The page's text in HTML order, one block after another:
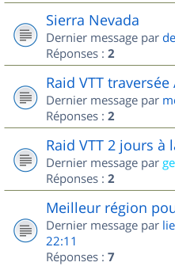
Sierra Nevada
Dernier message par
Réponses : 2
Raid VTT
Dernier message par
Réponses : 2
Raid VTT 2 jours à
Dernier message par
Réponses : 2
Meilleur région
Dernier message par
22:11
Réponses : 7